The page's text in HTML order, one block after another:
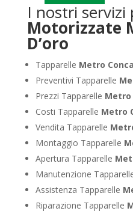
I nostri servizi
Motorizzate
D’oro
Tapparelle Metro
Preventivi Tapparelle
Prezzi Tapparelle Metro
Costi Tapparelle Metro
Vendita Tapparelle
Montaggio Tapparelle
Apertura Tapparelle
Manutenzione
Assistenza Tapparelle
Riparazione Tapparelle